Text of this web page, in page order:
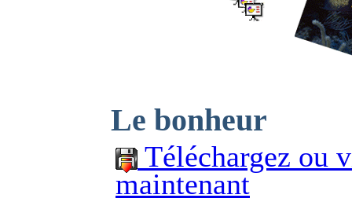
Le bonheur
Téléchargez ou
maintenant